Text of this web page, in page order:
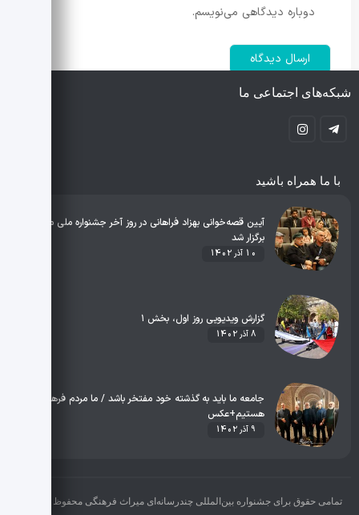
دوباره دیدگاهی می‌نویسم.
شبکه‌های اجتماعی ما
با ما همراه باشید
آیین قصه‌خوانی بهزاد فراهانی در روز آخر جشنواره ملی میراث
برگزار شد
10 آذر 1402
گزارش ویدیویی روز اول، بخش ۱
8 آذر 1402
جامعه ما باید به گذشته خود مفتخر باشد / ما مردم فرهنگی
هستیم+عکس
9 آذر 1402
تمامی حقوق برای جشنواره بین‌المللی چندرسانه‌ای میراث فرهنگی محفوظ می‌باشد.